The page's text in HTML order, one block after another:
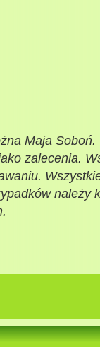
Maja
zalecenia.
należy